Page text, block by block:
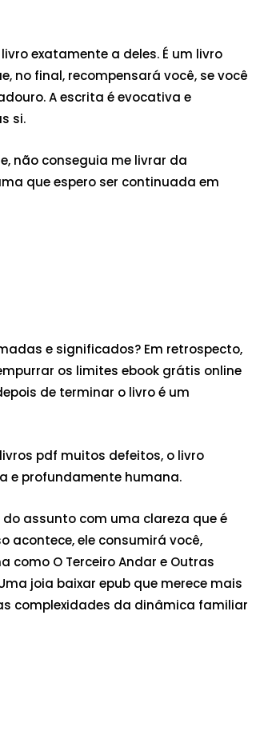
exatamente a deles. É um livro
no final, recompensará você, se você
A escrita é evocativa e
si.
não conseguia me livrar da
que espero ser continuada em
e significados? Em retrospecto,
os limites ebook grátis online
de terminar o livro é um
pdf muitos defeitos, o livro
e profundamente humana.
assunto com uma clareza que é
acontece, ele consumirá você,
como O Terceiro Andar e Outras
joia baixar epub que merece mais
complexidades da dinâmica familiar